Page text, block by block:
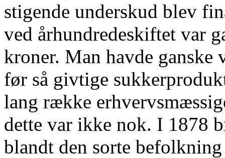
stigende underskud blev
ved århundredeskiftet var
kroner. Man havde ganske
før så givtige
lang række
dette var ikke nok. I 1878
blandt den sorte